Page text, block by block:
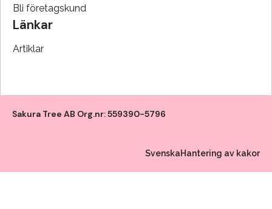
Bli företagskund
Länkar
Artiklar
Sakura Tree AB Org.nr: 559390-5796
SvenskaHantering av kakor